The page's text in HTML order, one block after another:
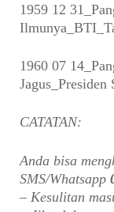
1959 12
1960 07
CATATAN:
Anda bisa
SMS/Whatsapp
– Kesulitan